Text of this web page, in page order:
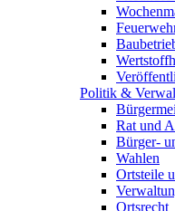
Politik &
Rat und
Bürger-
Wahlen
Ortsteile
Ortsrecht